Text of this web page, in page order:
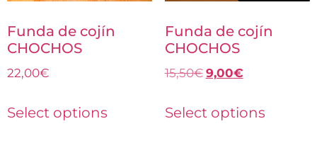
Funda de cojín
CHOCHOS
22,00€
Select options
Funda de cojín
CHOCHOS
15,50€ 9,00€
Select options